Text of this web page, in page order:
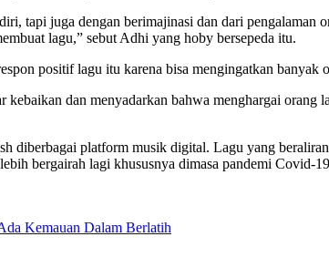
tapi juga dengan berimajinasi dan dari pengalaman
lagu,” sebut Adhi yang hoby bersepeda itu.
positif lagu itu karena bisa mengingatkan banyak
kebaikan dan menyadarkan bahwa menghargai
diberbagai platform musik digital. Lagu yang
bergairah lagi khususnya dimasa pandemi Covid-
Kemauan Dalam Berlatih